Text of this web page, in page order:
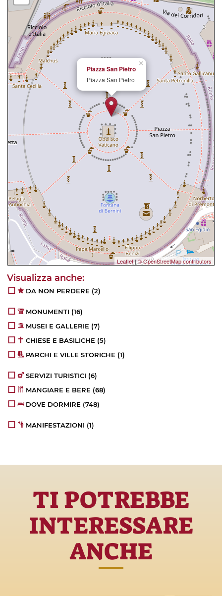
×
Piazza San Pietro
Piazza San Pietro
Leaflet|© OpenStreetMap contributors
DA NON PERDERE (2)
MONUMENTI (16)
MUSEI E GALLERIE (7)
CHIESE E BASILICHE (5)
PARCHI E VILLE STORICHE (1)
SERVIZI TURISTICI (6)
MANGIARE E BERE (68)
DOVE DORMIRE (748)
MANIFESTAZIONI (1)
TI POTREBBE
INTERESSARE
ANCHE